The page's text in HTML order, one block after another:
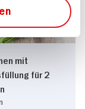
mit
für 2